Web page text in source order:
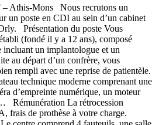
Athis-Mons Nous recrutons un
un poste en CDI au sein d’un cabinet
Présentation du poste Vous
(fondé il y a 12 ans), composé
incluant un implantologue et un
au départ d’un confrère, vous
rempli avec une reprise de patientèle.
technique moderne comprenant une
d’empreinte numérique, un moteur
Rémunération La rétrocession
frais de prothèse à votre charge.